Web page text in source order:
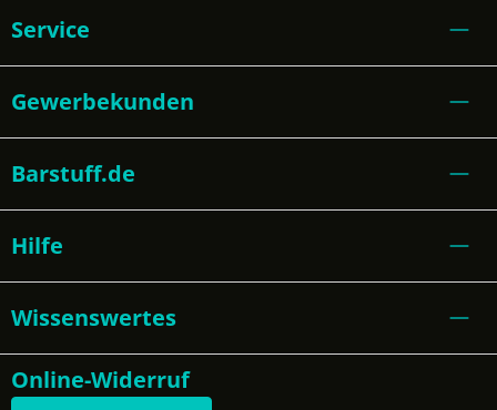
Service
Gewerbekunden
Barstuff.de
Hilfe
Wissenswertes
Online-Widerruf